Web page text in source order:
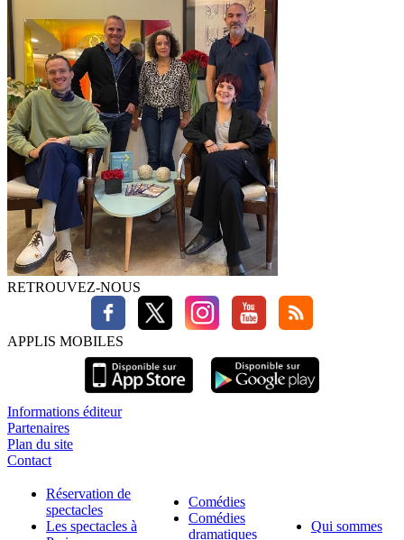
RETROUVEZ-NOUS
APPLIS MOBILES
Informations éditeur
Partenaires
Plan du site
Contact
Réservation de
spectacles
Les spectacles à
Comédies
Comédies
dramatiques
Qui sommes